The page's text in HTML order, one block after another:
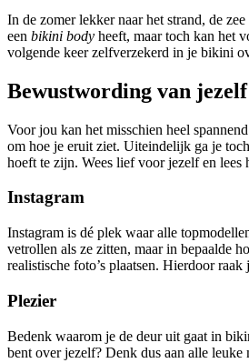
In de zomer lekker naar het strand, de
een bikini body heeft, maar toch kan het
volgende keer zelfverzekerd in je bikini
Bewustwording van jezelf
Voor jou kan het misschien heel
om hoe je eruit ziet. Uiteindelijk ga je
hoeft te zijn. Wees lief voor jezelf en
Instagram
Instagram is dé plek waar alle
vetrollen als ze zitten, maar in bepaalde
realistische foto’s plaatsen. Hierdoor
Plezier
Bedenk waarom je de deur uit gaat in
bent over jezelf? Denk dus aan alle